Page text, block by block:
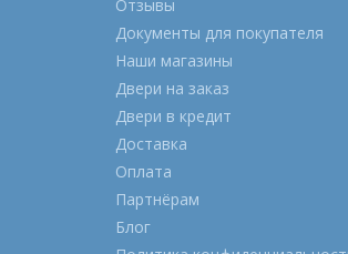
Отзывы
Документы для покупателя
Наши магазины
Двери на заказ
Двери в кредит
Доставка
Оплата
Партнёрам
Блог